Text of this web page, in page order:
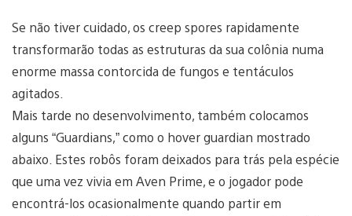
Se não tiver cuidado, os creep spores rapidamente
transformarão todas as estruturas da sua colônia numa
enorme massa contorcida de fungos e tentáculos
agitados.
Mais tarde no desenvolvimento, também colocamos
alguns “Guardians,” como o hover guardian mostrado
abaixo. Estes robôs foram deixados para trás pela espécie
que uma vez vivia em Aven Prime, e o jogador pode
encontrá-los ocasionalmente quando partir em